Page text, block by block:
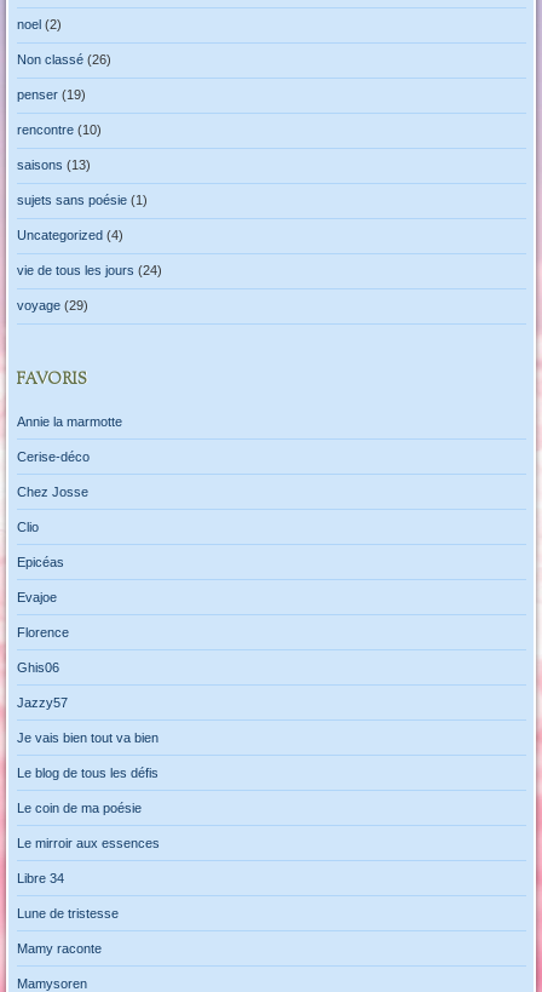
noel (2)
Non classé(26)
penser(19)
rencontre(10)
saisons (13)
sujets sans poésie(1)
Uncategorized (4)
vie de tous les jours (24)
voyage(29)
FAVORIS
Annie la marmotte
Cerise-déco
Chez Josse
Clio
Epicéas
Evajoe
Florence
Ghis06
Jazzy57
Je vais bien tout va bien
Le blog de tous les défis
Le coin de ma poésie
Le mirroir aux essences
Libre 34
Lune de tristesse
Mamy raconte
Mamysoren